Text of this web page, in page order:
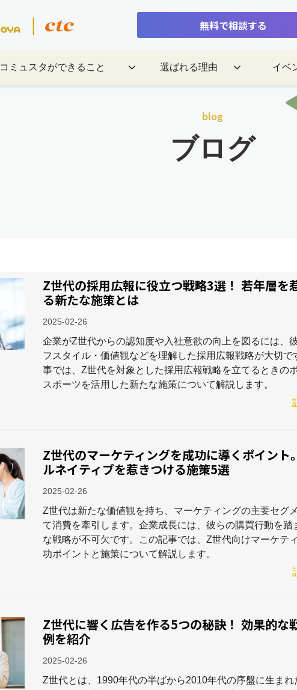
無料で相談する
コミュスタができること 選ばれる理由 イベ
blog
ブログ
Z世代の採用広報に役立つ戦略3選！ 若年層を
る新たな施策とは
2025-02-26
企業がZ世代からの認知度や入社意欲の向上を図るには、
フスタイル・価値観などを理解した採用広報戦略が大切で
事では、Z世代を対象とした採用広報戦略を立てるときの
スポーツを活用した新たな施策について解説します。
Z世代のマーケティングを成功に導くポイント
ルネイティブを惹きつける施策5選
2025-02-26
Z世代は新たな価値観を持ち、マーケティングの主要セグ
て消費を牽引します。企業成長には、彼らの購買行動を踏
な戦略が不可欠です。この記事では、Z世代向けマーケテ
功ポイントと施策について解説します。
Z世代に響く広告を作る5つの秘訣！ 効果的な
例を紹介
2025-02-26
Z世代とは、1990年代の半ばから2010年代の序盤に生まれ